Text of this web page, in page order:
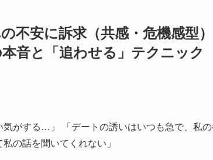
の不安に訴求（共感・危機感型
音と「追わせる」テクニック
気がする…」 「デートの誘いはいつも急で、私
の話を聞いてくれない」